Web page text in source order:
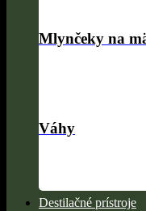
Mlynčeky na
Váhy
Destilačné prístroje